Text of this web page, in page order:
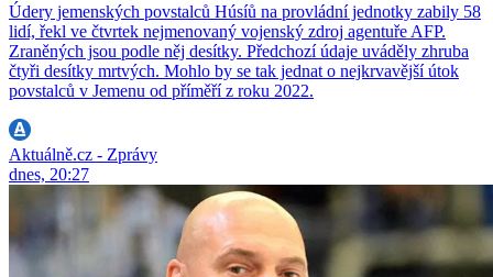
Údery jemenských povstalců Húsíů na provládní jednotky zabily 58
lidí, řekl ve čtvrtek nejmenovaný vojenský zdroj agentuře AFP.
Zraněných jsou podle něj desítky. Předchozí údaje uváděly zhruba
čtyři desítky mrtvých. Mohlo by se tak jednat o nejkrvavější útok
povstalců v Jemenu od příměří z roku 2022.
Aktuálně.cz - Zprávy
dnes, 20:27